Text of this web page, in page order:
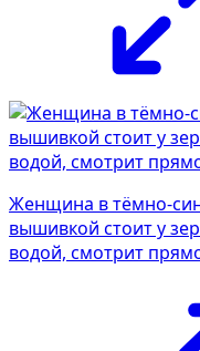
Женщина в тёмно-
вышивкой стоит у
водой, смотрит